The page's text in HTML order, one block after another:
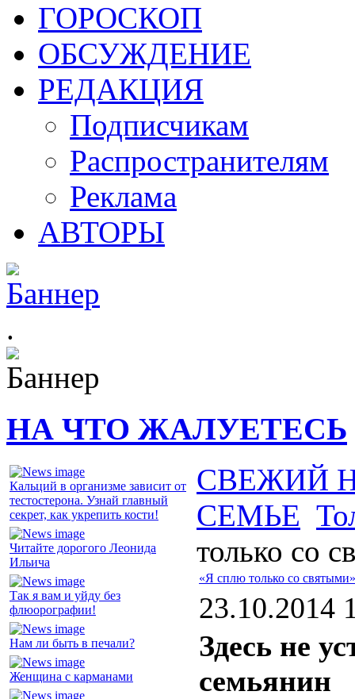
ГОРОСКОП
ОБСУЖДЕНИЕ
РЕДАКЦИЯ
Подписчикам
Распространителям
Реклама
АВТОРЫ
.
НА ЧТО ЖАЛУЕТЕСЬ
Кальций в организме зависит от
тестостерона. Узнай главный
секрет, как укрепить кости!
Читайте дорогого Леонида
Ильича
Так я вам и уйду без
флюорографии!
Нам ли быть в печали?
Женщина с карманами
СВЕЖИЙ
СЕМЬЕ
только со
«Я сплю только со святыми»
23.10.2014
Здесь не
семьянин